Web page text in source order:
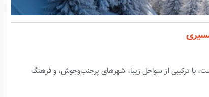
با ترکیبی از سواحل زیبا، شهرهای پرجنب‌وجوش، و فرهنگ